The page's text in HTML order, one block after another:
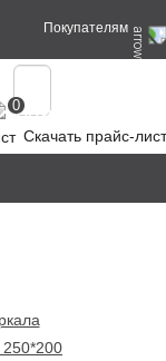
Покупателям
Скачать прайс-лист
0